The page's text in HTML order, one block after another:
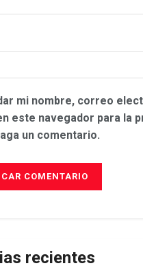
mi nombre, correo
este navegador para la
un comentario.
recientes